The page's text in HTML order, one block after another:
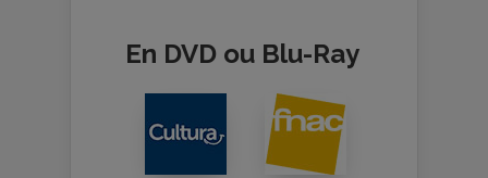
En DVD ou Blu-Ray